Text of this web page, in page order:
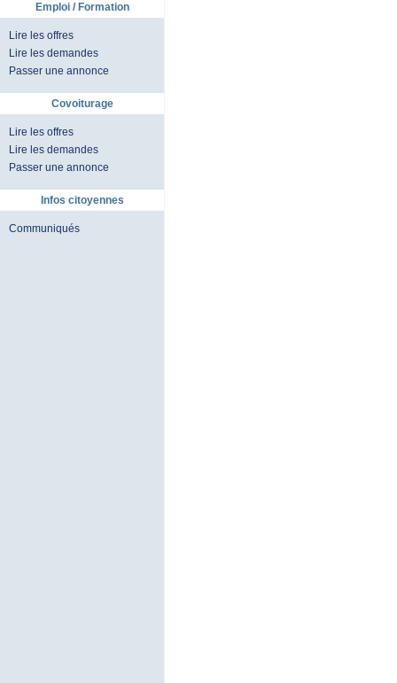
Emploi / Formation
Lire les offres
Lire les demandes
Passer une annonce
Covoiturage
Lire les offres
Lire les demandes
Passer une annonce
Infos citoyennes
Communiqués